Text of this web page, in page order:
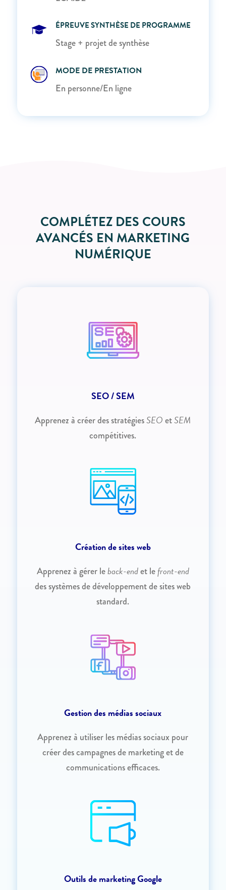
ÉPREUVE SYNTHÈSE DE PROGRAMME
Stage + projet de synthèse
MODE DE PRESTATION
En personne/En ligne
COMPLÉTEZ DES COURS
AVANCÉS EN MARKETING
NUMÉRIQUE
SEO / SEM
Apprenez à créer des stratégiesSEOetSEM
compétitives.
Création de sites web
Apprenez à gérer leback-endet lefront-end
des systèmes de développement de sites web
standard.
Gestion des médias sociaux
Apprenez à utiliser les médias sociaux pour
créer des campagnes de marketing et de
communications efficaces.
Outils de marketing Google